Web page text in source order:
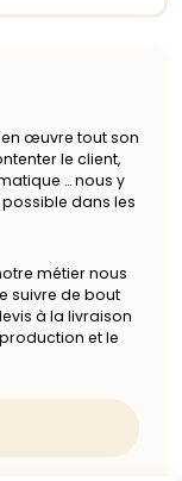
en œuvre tout son
le client,
… nous y
dans les
métier nous
suivre de bout
à la livraison
et le